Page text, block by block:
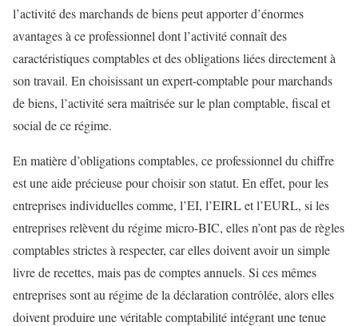
l’activité des marchands de biens peut apporter d’énormes
avantages à ce professionnel dont l’activité connaît des
caractéristiques comptables et des obligations liées directement à
son travail. En choisissant un expert-comptable pour marchands
de biens, l’activité sera maîtrisée sur le plan comptable, fiscal et
social de ce régime.
En matière d’obligations comptables, ce professionnel du chiffre
est une aide précieuse pour choisir son statut. En effet, pour les
entreprises individuelles comme, l’EI, l’EIRL et l’EURL, si les
entreprises relèvent du régime micro-BIC, elles n’ont pas de règles
comptables strictes à respecter, car elles doivent avoir un simple
livre de recettes, mais pas de comptes annuels. Si ces mêmes
entreprises sont au régime de la déclaration contrôlée, alors elles
doivent produire une véritable comptabilité intégrant une tenue